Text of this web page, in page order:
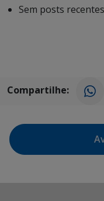
Sem posts
Compartilhe: